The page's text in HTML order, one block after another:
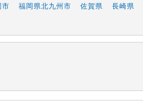
市 福岡県北九州市 佐賀県 長崎県